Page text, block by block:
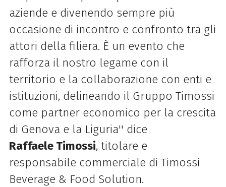
aziende e divenendo sempre più
occasione di incontro e confronto tra gli
attori della filiera. È un evento che
rafforza il nostro legame con il
territorio e la collaborazione con enti e
istituzioni, delineando il Gruppo Timossi
come partner economico per la crescita
di Genova e la Liguria'' dice
Raffaele Timossi, titolare e
responsabile commerciale di Timossi
Beverage & Food Solution.